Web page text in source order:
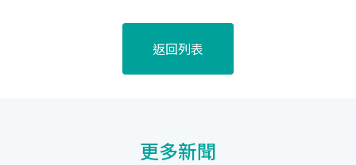
返回列表
更多新聞